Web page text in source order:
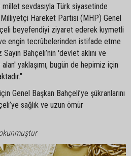
sevdasıyla Türk siyasetinde
Hareket Partisi (MHP) Genel
beyefendiyi ziyaret ederek kıymetli
engin tecrübelerinden istifade etme
Bahçeli’nin 'devlet aklını ve
yaklaşımı, bugün de hepimiz için
Genel Başkan Bahçeli’ye şükranlarını
sağlık ve uzun ömür